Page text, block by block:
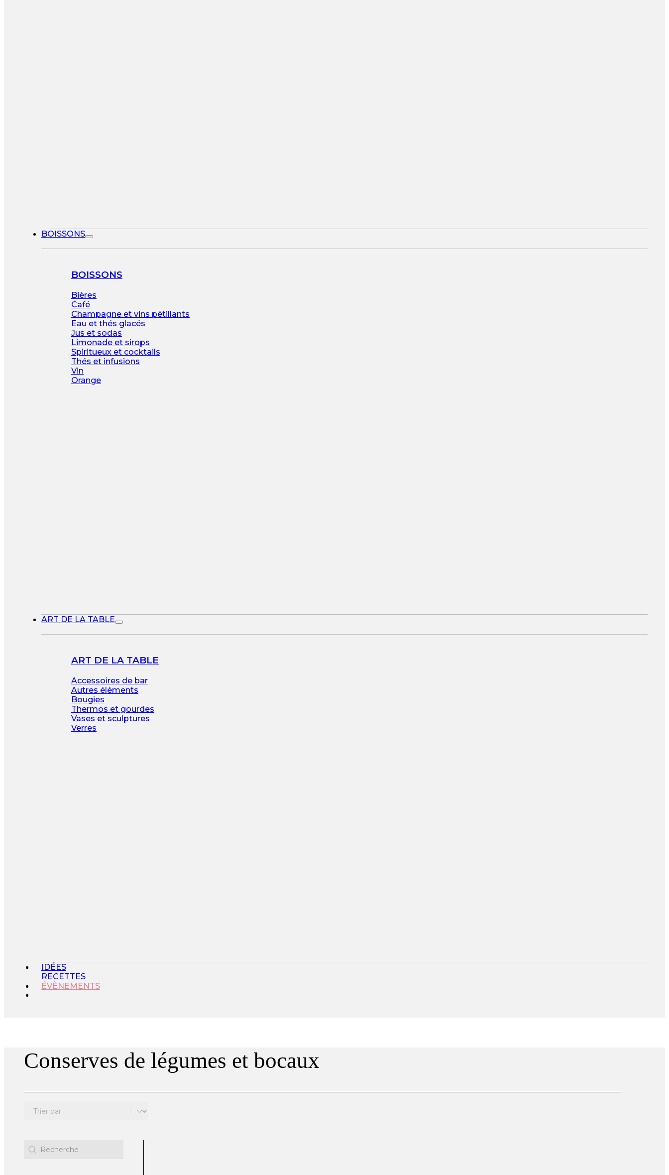
BOISSONS
BOISSONS
Bières
Café
Champagne et vins pétillants
Eau et thés glacés
Jus et sodas
Limonade et sirops
Spiritueux et cocktails
Thés et infusions
Vin
Orange
ART DE LA TABLE
ART DE LA TABLE
Accessoires de bar
Autres éléments
Bougies
Thermos et gourdes
Vases et sculptures
Verres
IDÉES
RECETTES
ÉVÈNEMENTS
Conserves de légumes et bocaux
Sort
Trier le contenu
Recherche
Rechercher